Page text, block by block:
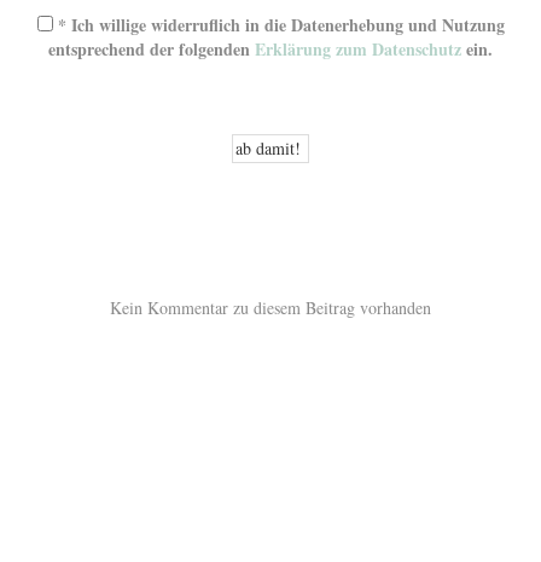
* Ich willige widerruflich in die Datenerhebung und Nutzung
entsprechend der folgendenErklärung zum Datenschutzein.
Kein Kommentar zu diesem Beitrag vorhanden